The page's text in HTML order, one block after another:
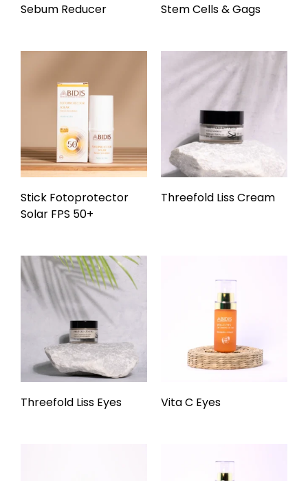
Sebum Reducer Stem Cells & Gags
Stick Fotoprotector
Solar FPS 50+
Threefold Liss Cream
Threefold Liss Eyes Vita C Eyes